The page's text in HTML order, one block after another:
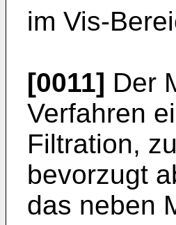
im Vis-
[0011] Der
Verfahren
Filtration,
bevorzugt
das neben